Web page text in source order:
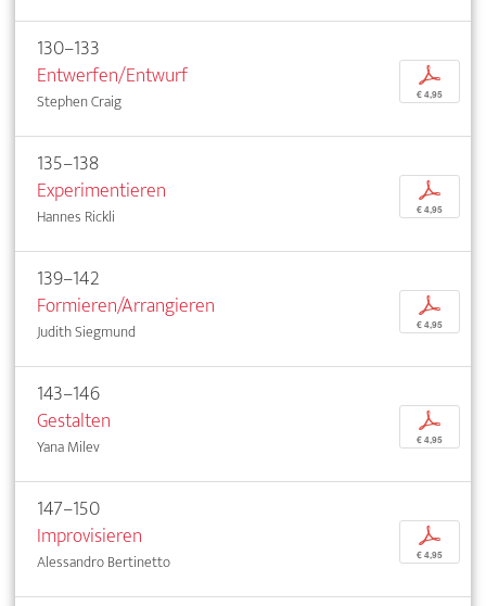
130–133
Entwerfen/Entwurf
Stephen Craig
p
€ 4,95
135–138
Experimentieren
Hannes Rickli
p
€ 4,95
139–142
Formieren/Arrangieren
Judith Siegmund
p
€ 4,95
143–146
Gestalten
Yana Milev
p
€ 4,95
147–150
Improvisieren
Alessandro Bertinetto
p
€ 4,95